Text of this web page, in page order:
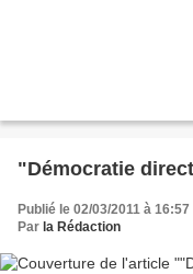
"Démocratie
Publié le 02/03/2011 à 16:57
Par la Rédaction